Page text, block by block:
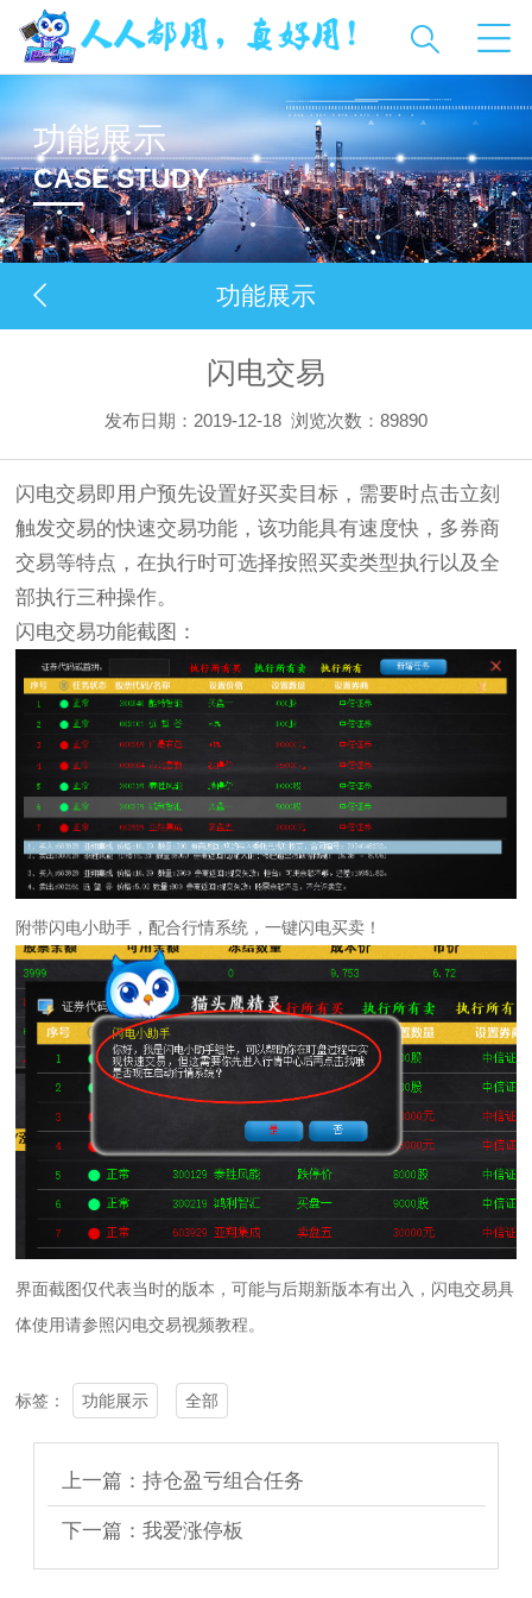
功能展示
CASE STUDY
功能展示
闪电交易
发布日期：2019-12-18 浏览次数：89890
闪电交易即用户预先设置好买卖目标，需要时点击立刻
触发交易的快速交易功能，该功能具有速度快，多券商
交易等特点，在执行时可选择按照买卖类型执行以及全
部执行三种操作。
闪电交易功能截图：
附带闪电小助手，配合行情系统，一键闪电买卖！
界面截图仅代表当时的版本，可能与后期新版本有出入，闪电交易具
体使用请参照闪电交易视频教程。
标签： 功能展示 全部
上一篇：持仓盈亏组合任务
下一篇：我爱涨停板